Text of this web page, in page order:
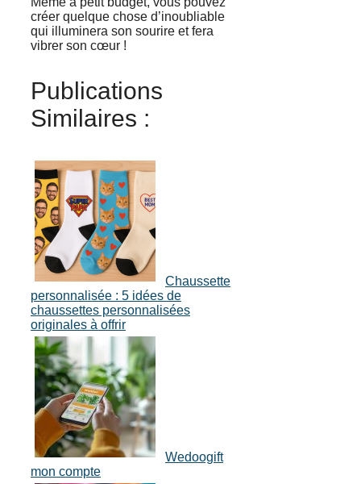
créer quelque chose d’inoubliable
qui illuminera son sourire et fera
vibrer son cœur !
Publications
Similaires :
Chaussette
personnalisée : 5 idées de
chaussettes personnalisées
originales à offrir
Wedoogift
mon compte